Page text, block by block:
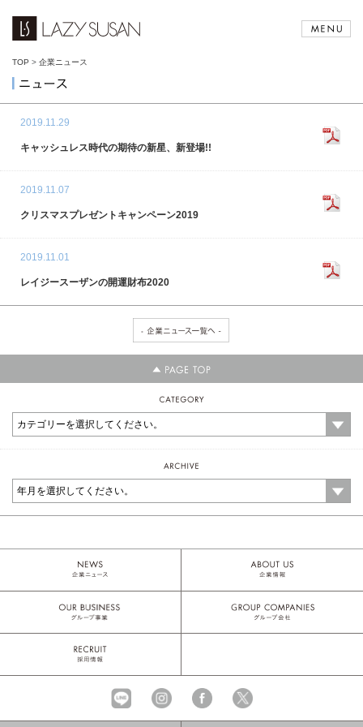
TOP > 企業ニュース
2019.11.29
キャッシュレス時代の期待の新星、新登場!!
2019.11.07
クリスマスプレゼントキャンペーン2019
2019.11.01
レイジースーザンの開運財布2020